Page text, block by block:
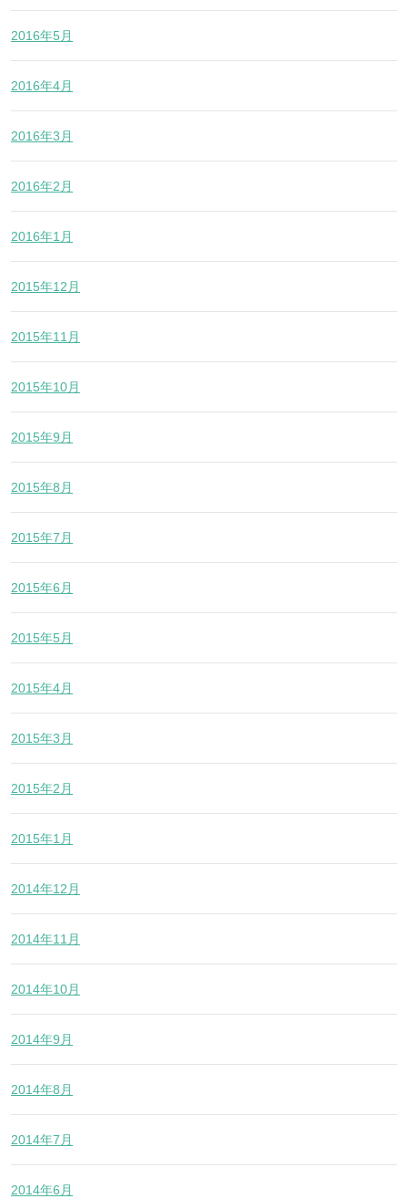
2016年5月
2016年4月
2016年3月
2016年2月
2016年1月
2015年12月
2015年11月
2015年10月
2015年9月
2015年8月
2015年7月
2015年6月
2015年5月
2015年4月
2015年3月
2015年2月
2015年1月
2014年12月
2014年11月
2014年10月
2014年9月
2014年8月
2014年7月
2014年6月